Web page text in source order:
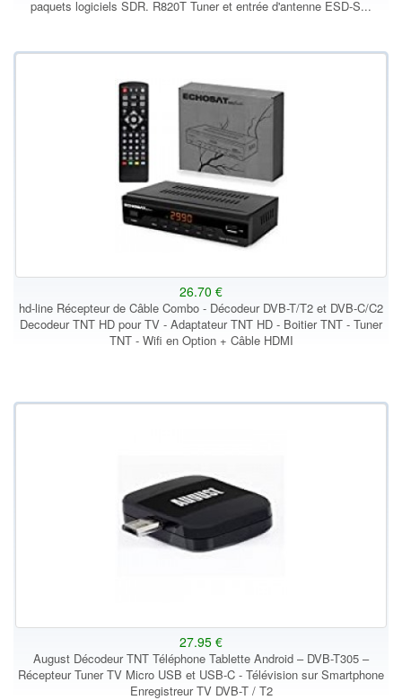
paquets logiciels SDR. R820T Tuner et entrée d'antenne ESD-S...
26.70 €
hd-line Récepteur de Câble Combo - Décodeur DVB-T/T2 et DVB-C/C2
Decodeur TNT HD pour TV - Adaptateur TNT HD - Boitier TNT - Tuner
TNT - Wifi en Option + Câble HDMI
27.95 €
August Décodeur TNT Téléphone Tablette Android – DVB-T305 –
Récepteur Tuner TV Micro USB et USB-C - Télévision sur Smartphone
Enregistreur TV DVB-T / T2